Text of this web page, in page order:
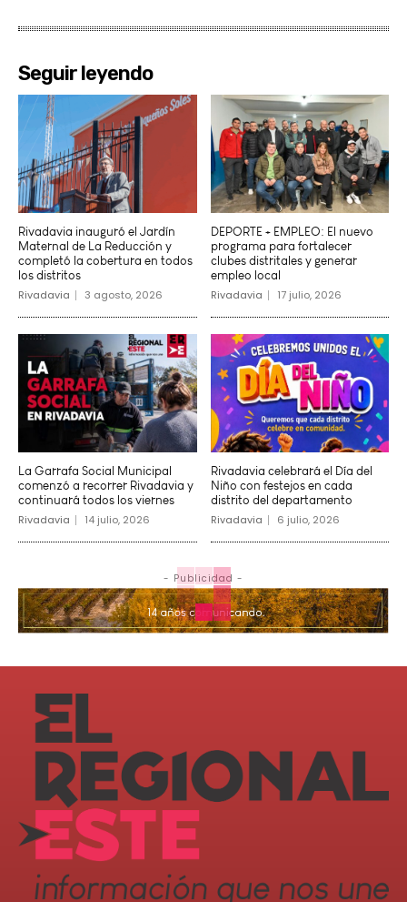
Seguir leyendo
Rivadavia inauguró el Jardín
Maternal de La Reducción y
completó la cobertura en todos
los distritos
Rivadavia 3 agosto, 2026
DEPORTE + EMPLEO: El nuevo
programa para fortalecer
clubes distritales y generar
empleo local
Rivadavia 17 julio, 2026
La Garrafa Social Municipal
comenzó a recorrer Rivadavia y
continuará todos los viernes
Rivadavia 14 julio, 2026
Rivadavia celebrará el Día del
Niño con festejos en cada
distrito del departamento
Rivadavia 6 julio, 2026
- Publicidad -